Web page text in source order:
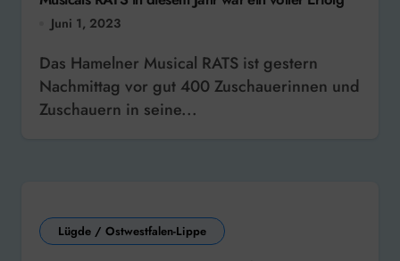
Juni 1, 2023
Das Hamelner Musical RATS ist gestern
Nachmittag vor gut 400 Zuschauerinnen und
Zuschauern in seine...
Lügde / Ostwestfalen-Lippe